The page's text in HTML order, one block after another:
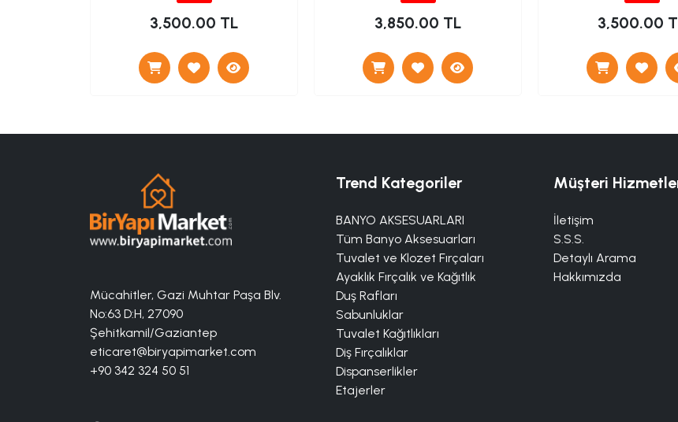
3,500.00 TL 3,850.00 TL 3,500.00
Mücahitler, Gazi Muhtar Paşa Blv.
No:63 D:H, 27090
Şehitkamil/Gaziantep
eticaret@biryapimarket.com
+90 342 324 50 51
Trend Kategoriler
BANYO AKSESUARLARI
Tüm Banyo Aksesuarları
Tuvalet ve Klozet Fırçaları
Ayaklık Fırçalık ve Kağıtlık
Duş Rafları
Sabunluklar
Tuvalet Kağıtlıkları
Diş Fırçalıklar
Dispanserlikler
Etajerler
Müşteri
İletişim
S.S.S.
Detaylı Arama
Hakkımızda